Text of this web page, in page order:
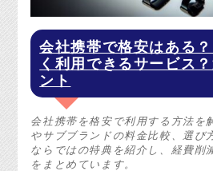
会社携帯で格安はある
く利用できるサービス
ント
会社携帯を格安で利用する方法を
やサブブランドの料金比較、選び
ならではの特典を紹介し、経費削
をまとめています。